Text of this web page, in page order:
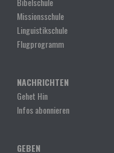
Missionsschule
Linguistikschule
Flugprogramm
NACHRICHTEN
Gehet Hin
Infos abonnieren
GEBEN